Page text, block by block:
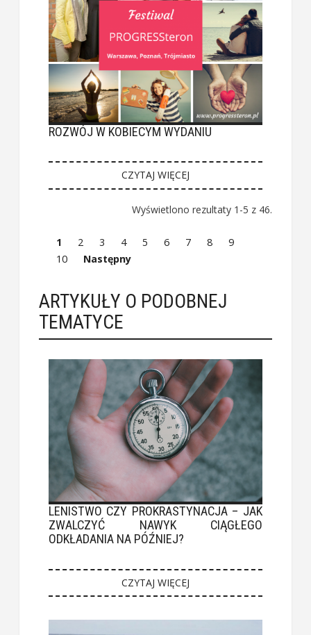
ROZWÓJ W KOBIECYM WYDANIU
CZYTAJ WIĘCEJ
Wyświetlono rezultaty 1-5 z 46.
1 2 3 4 5 6 7 8
9
10
Następny
ARTYKUŁY O PODOBNEJ
TEMATYCE
LENISTWO CZY PROKRASTYNACJA – JAK
ZWALCZYĆ NAWYK CIĄGŁEGO
ODKŁADANIA NA PÓŹNIEJ?
CZYTAJ WIĘCEJ